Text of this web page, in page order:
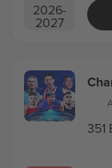
2026-
2027
351